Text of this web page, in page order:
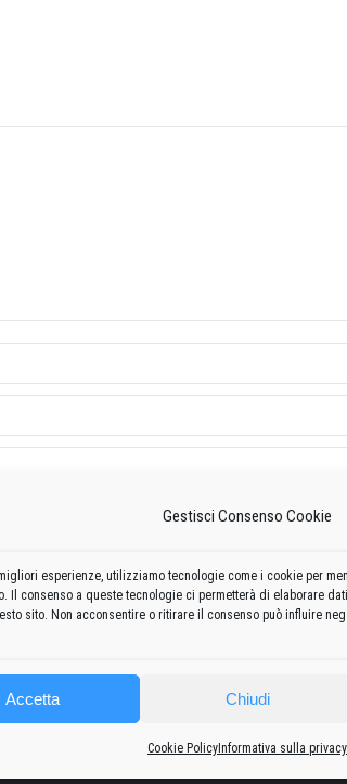
Gestisci Consenso Cookie
esperienze, utilizziamo tecnologie come i cookie per
Il consenso a queste tecnologie ci permetterà di elaborare
sito. Non acconsentire o ritirare il consenso può influire
Accetta Chiudi
Cookie Policy Informativa sulla privacy